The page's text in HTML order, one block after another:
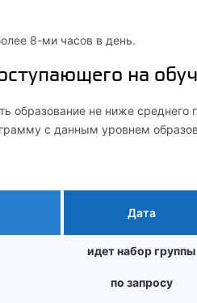
8-ми часов в день.
на
не ниже среднего
c данным уровнем
Дата
идет набор группы
по запросу